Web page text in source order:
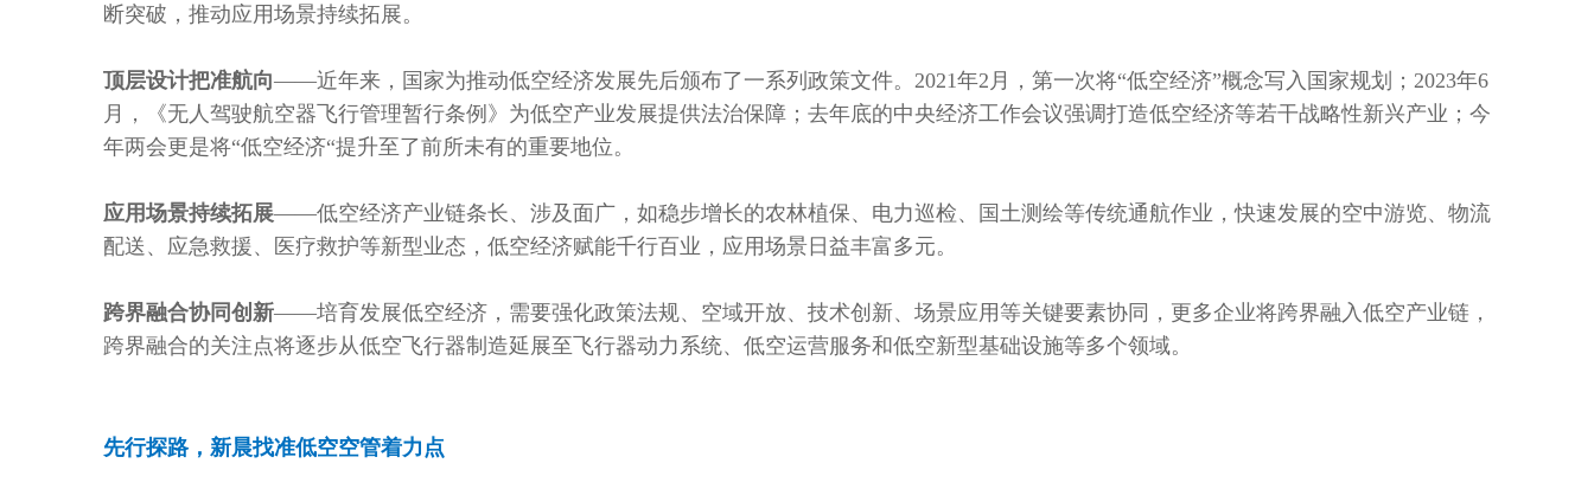
断突破，推动应用场景持续拓展。
顶层设计把准航向——近年来，国家为推动低空经济发展先后颁布了一系列政策文件。2021年2月，第一次将“低空经济”概念写入国家规划；2023年6
月，《无人驾驶航空器飞行管理暂行条例》为低空产业发展提供法治保障；去年底的中央经济工作会议强调打造低空经济等若干战略性新兴产业；今
年两会更是将“低空经济“提升至了前所未有的重要地位。
应用场景持续拓展——低空经济产业链条长、涉及面广，如稳步增长的农林植保、电力巡检、国土测绘等传统通航作业，快速发展的空中游览、物流
配送、应急救援、医疗救护等新型业态，低空经济赋能千行百业，应用场景日益丰富多元。
跨界融合协同创新——培育发展低空经济，需要强化政策法规、空域开放、技术创新、场景应用等关键要素协同，更多企业将跨界融入低空产业链，
跨界融合的关注点将逐步从低空飞行器制造延展至飞行器动力系统、低空运营服务和低空新型基础设施等多个领域。
先行探路，新晨找准低空空管着力点